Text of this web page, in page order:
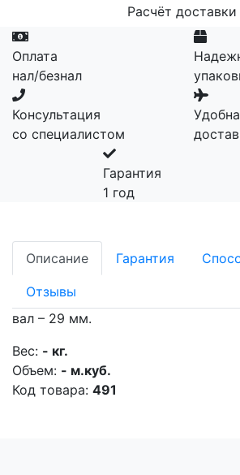
Расчёт доставки
Оплата
нал/безнал
Консультация
со специалистом
Гарантия
1 год
Описание Гарантия
Отзывы
вал – 29 мм.
Вес: - кг.
Объем: - м.куб.
Код товара: 491